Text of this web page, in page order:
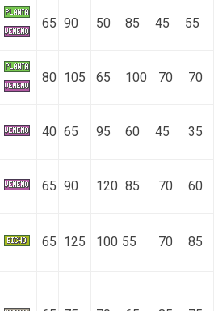
65 90 50 85 45 55
80 105 65 100 70 70
40 65 95 60 45 35
65 90 120 85 70 60
65 125 100 55 70 85